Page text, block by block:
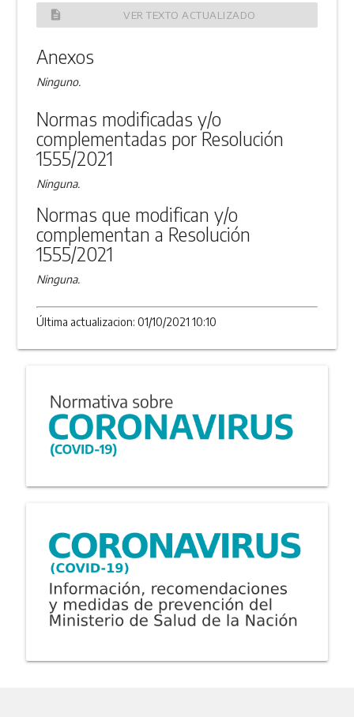
description VER TEXTO ACTUALIZADO
Anexos
Ninguno.
Normas modificadas y/o
complementadas por Resolución
1555/2021
Ninguna.
Normas que modifican y/o
complementan a Resolución
1555/2021
Ninguna.
Última actualizacion: 01/10/2021 10:10